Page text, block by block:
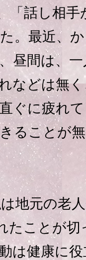
「話し相
。最近、
昼間は、
などは無
ぐに疲れ
ることが
地元の老
たことが
は健康に